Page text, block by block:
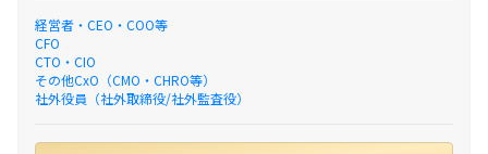
経営者・CEO・COO等
CFO
CTO・CIO
その他CxO（CMO・CHRO等）
社外役員（社外取締役/社外監査役）